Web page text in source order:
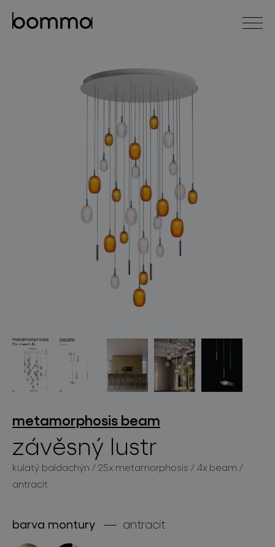
kolekce svítidel
projekty
projekty
metamorphosis beam
závěsný lustr
kulatý baldachýn / 25x metamorphosis / 4x beam /
antracit
barva montury antracit